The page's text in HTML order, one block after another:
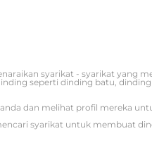
syarikat - syarikat yang
seperti dinding batu,
dan melihat profil mereka
syarikat untuk membuat